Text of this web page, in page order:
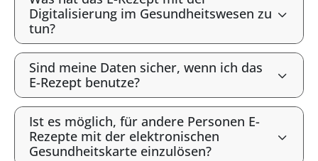
Digitalisierung im Gesundheitswesen zu
tun?
Sind meine Daten sicher, wenn ich das
E-Rezept benutze?
Ist es möglich, für andere Personen E-
Rezepte mit der elektronischen
Gesundheitskarte einzulösen?